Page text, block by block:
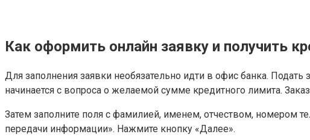
Как оформить онлайн заявку и получить
Для заполнения заявки необязательно идти в офис банка.
начинается с вопроса о желаемой сумме кредитного лимита.
Затем заполните поля с фамилией, именем, отчеством, номером
передачи информации». Нажмите кнопку «Далее».